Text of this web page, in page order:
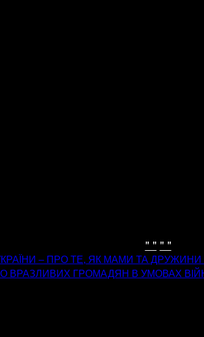
" " " "
– ПРО ТЕ, ЯК МАМИ ТА
ВРАЗЛИВИХ ГРОМАДЯН В УМОВАХ